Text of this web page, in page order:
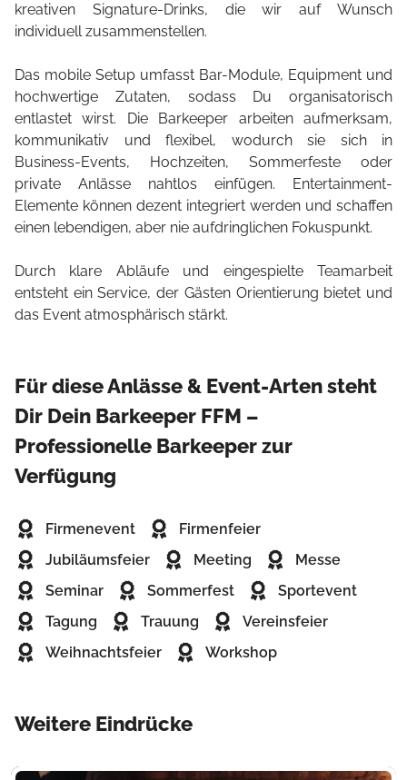
kreativen Signature-Drinks, die wir auf Wunsch
individuell zusammenstellen.
Das mobile Setup umfasst Bar-Module, Equipment und
hochwertige Zutaten, sodass Du organisatorisch
entlastet wirst. Die Barkeeper arbeiten aufmerksam,
kommunikativ und flexibel, wodurch sie sich in
Business-Events, Hochzeiten, Sommerfeste oder
private Anlässe nahtlos einfügen. Entertainment-
Elemente können dezent integriert werden und schaffen
einen lebendigen, aber nie aufdringlichen Fokuspunkt.
Durch klare Abläufe und eingespielte Teamarbeit
entsteht ein Service, der Gästen Orientierung bietet und
das Event atmosphärisch stärkt.
Für diese Anlässe & Event-Arten steht
Dir Dein Barkeeper FFM –
Professionelle Barkeeper zur
Verfügung
Firmenevent
Firmenfeier
Jubiläumsfeier
Meeting
Messe
Seminar
Sommerfest
Sportevent
Tagung
Trauung
Vereinsfeier
Weihnachtsfeier
Workshop
Weitere Eindrücke